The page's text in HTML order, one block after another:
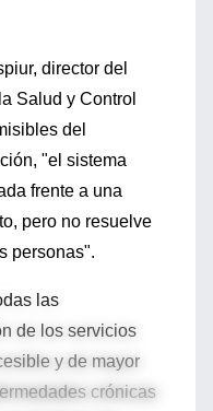
director del
Salud y Control
del
"el sistema
frente a una
pero no resuelve
personas".
las
de los servicios
y de mayor
crónicas